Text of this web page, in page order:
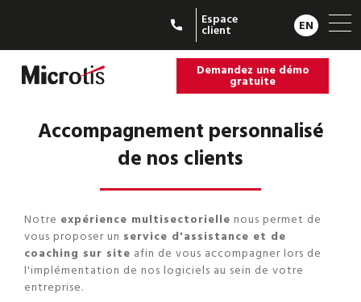
Espace
client EN
Demandez une démo
gratuite
Accompagnement personnalisé
de nos clients
Notre expérience multisectorielle nous permet de
vous proposer un service d'assistance et de
coaching sur site afin de vous accompagner lors de
l'implémentation de nos logiciels au sein de votre
entreprise.